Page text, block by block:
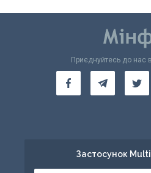
Приєднуйтесь до нас
Застосунок Multi